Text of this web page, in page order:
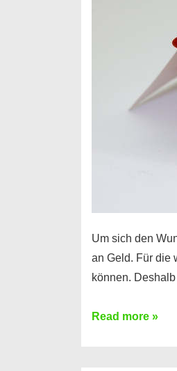
Um sich den
an Geld. Für die
können.
Immobilienkredit
Read more »